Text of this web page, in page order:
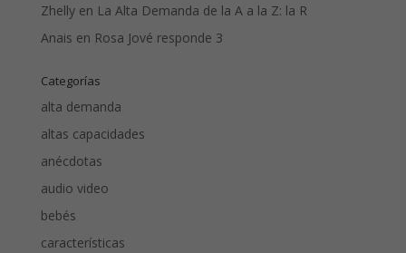
Zhellyen La Alta Demanda de la A a la Z: la R
Anais en Rosa Jové responde 3
Categorías
alta demanda
altas capacidades
anécdotas
audio video
bebés
características